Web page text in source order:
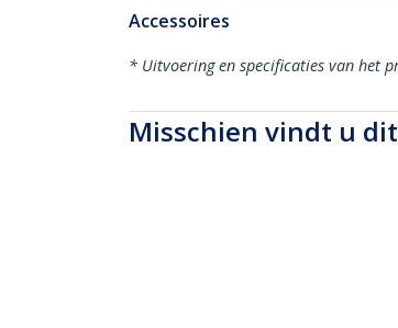
Accessoires
* Uitvoering en specificaties van het
Misschien vindt u